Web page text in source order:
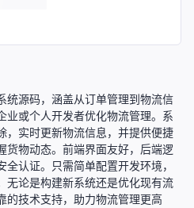
统源码，涵盖从订单管理到物流信
业或个人开发者优化物流管理。系
，实时更新物流信息，并提供便捷
货物动态。前端界面友好，后端逻
认证。只需简单配置开发环境，
无论是构建新系统还是优化现有流
的技术支持，助力物流管理更高